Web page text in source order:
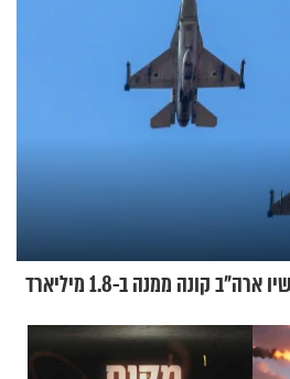
סירבו למכור לישראל - עכשיו ארה"ב קונה ממנה ב-1.8 מיליארד